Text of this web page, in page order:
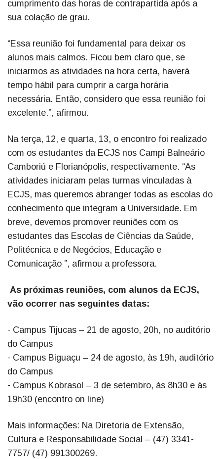
cumprimento das horas de contrapartida após a
sua colação de grau.
“Essa reunião foi fundamental para deixar os
alunos mais calmos. Ficou bem claro que, se
iniciarmos as atividades na hora certa, haverá
tempo hábil para cumprir a carga horária
necessária. Então, considero que essa reunião foi
excelente.”, afirmou.
Na terça, 12, e quarta, 13, o encontro foi realizado
com os estudantes da ECJS nos Campi Balneário
Camboriú e Florianópolis, respectivamente. “As
atividades iniciaram pelas turmas vinculadas à
ECJS, mas queremos abranger todas as escolas do
conhecimento que integram a Universidade. Em
breve, devemos promover reuniões com os
estudantes das Escolas de Ciências da Saúde,
Politécnica e de Negócios, Educação e
Comunicação ”, afirmou a professora.
As próximas reuniões, com alunos da ECJS,
vão ocorrer nas seguintes datas:
- Campus Tijucas – 21 de agosto, 20h, no auditório
do Campus
- Campus Biguaçu – 24 de agosto, às 19h, auditório
do Campus
- Campus Kobrasol – 3 de setembro, às 8h30 e às
19h30 (encontro on line)
Mais informações: Na Diretoria de Extensão,
Cultura e Responsabilidade Social – (47) 3341-
7757/ (47) 991300269.